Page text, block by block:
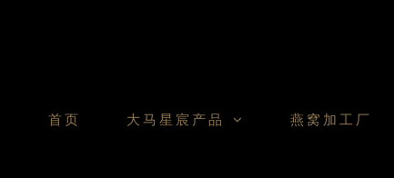
首页 大马星宸产品 燕窝加工厂